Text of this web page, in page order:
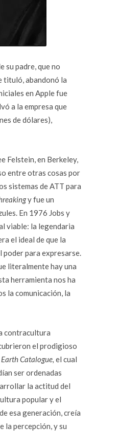
su padre, que no
tituló, abandonó la
en Apple fue
a la empresa que
de dólares),
Felstein, en Berkeley,
entre otras cosas por
sistemas de ATT para
y fue un
En 1976 Jobs y
viable: la legendaria
el ideal de que la
poder para expresarse.
literalmente hay una
herramienta nos ha
la comunicación, la
contracultura
el prodigioso
Catalogue, el cual
ser ordenadas
la actitud del
popular y el
esa generación, creía
la percepción, y su